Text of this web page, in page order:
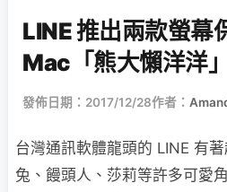
LINE 推出兩款螢幕
Mac「熊大懶洋洋
發佈日期：2017/12/28作者：
台灣通訊軟體龍頭的 LINE 有
兔、饅頭人、莎莉等許多可愛